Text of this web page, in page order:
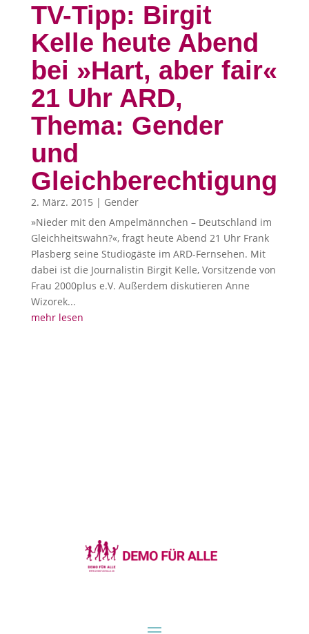
TV-Tipp: Birgit
Kelle heute Abend
bei »Hart, aber fair«
21 Uhr ARD,
Thema: Gender
und
Gleichberechtigung
2. März. 2015 | Gender
»Nieder mit den Ampelmännchen – Deutschland im
Gleichheitswahn?«, fragt heute Abend 21 Uhr Frank
Plasberg seine Studiogäste im ARD-Fernsehen. Mit
dabei ist die Journalistin Birgit Kelle, Vorsitzende von
Frau 2000plus e.V. Außerdem diskutieren Anne
Wizorek...
mehr lesen